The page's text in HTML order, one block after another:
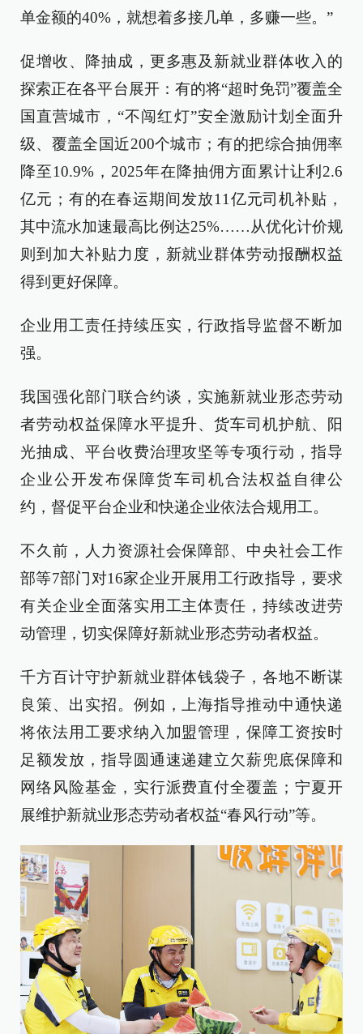
单金额的40%，就想着多接几单，多赚一些。”
促增收、降抽成，更多惠及新就业群体收入的
探索正在各平台展开：有的将“超时免罚”覆盖全
国直营城市，“不闯红灯”安全激励计划全面升
级、覆盖全国近200个城市；有的把综合抽佣率
降至10.9%，2025年在降抽佣方面累计让利2.6
亿元；有的在春运期间发放11亿元司机补贴，
其中流水加速最高比例达25%……从优化计价规
则到加大补贴力度，新就业群体劳动报酬权益
得到更好保障。
企业用工责任持续压实，行政指导监督不断加
强。
我国强化部门联合约谈，实施新就业形态劳动
者劳动权益保障水平提升、货车司机护航、阳
光抽成、平台收费治理攻坚等专项行动，指导
企业公开发布保障货车司机合法权益自律公
约，督促平台企业和快递企业依法合规用工。
不久前，人力资源社会保障部、中央社会工作
部等7部门对16家企业开展用工行政指导，要求
有关企业全面落实用工主体责任，持续改进劳
动管理，切实保障好新就业形态劳动者权益。
千方百计守护新就业群体钱袋子，各地不断谋
良策、出实招。例如，上海指导推动中通快递
将依法用工要求纳入加盟管理，保障工资按时
足额发放，指导圆通速递建立欠薪兜底保障和
网络风险基金，实行派费直付全覆盖；宁夏开
展维护新就业形态劳动者权益“春风行动”等。